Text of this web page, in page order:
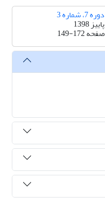
دوره 7، شماره 3
پاییز 1398
صفحه149-172